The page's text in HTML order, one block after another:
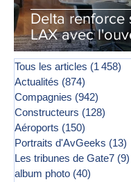
Delta renforce
LAX avec
première
salon Delta One
Tous les articles (1 458)
Actualités (874)
Compagnies (942)
Constructeurs (128)
Aéroports (150)
Portraits d'AvGeeks (13)
Les tribunes de Gate7 (9)
album photo (40)